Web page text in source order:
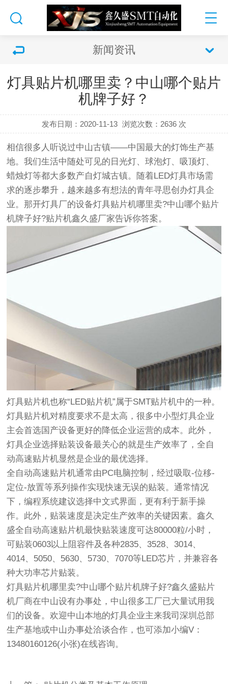
新闻资讯
灯具贴片机哪里卖？中山哪个贴片
机牌子好？
发布日期：2020-11-13 浏览次数： 2636 次
相信很多人听说过中山古镇——中国最大的灯饰生产基
地。我们生活中随处可见的日光灯、球泡灯、吸顶灯、
蜡烛灯等都大多数产自灯城古镇。随着LED灯具市场需
求的逐步攀升，越来越多有想法的青年寻思创办灯具企
业。那开灯具厂的设备灯具贴片机哪里卖?中山哪个贴片
机牌子好?贴片机鑫久盛厂家告诉你答案。
灯具贴片机也称“LED贴片机”属于SMT贴片机中的一种。
灯具贴片机对精度要求不是太高，很多中小型灯具企业
主会首选国产设备更好的降低企业运营的成本。此外，
灯具企业选择贴装设备最关心的就是生产效率了，全自
动高速贴片机显然是企业的最优选择。
全自动高速贴片机通常由PC电脑控制，经过吸取-位移-
定位-放置等系列操作实现快速无误的贴装。通常情况
下，编程系统建议选择中文式界面，更有利于新手操
作。此外，贴装速度是决定生产效率的关键因素。鑫久
盛全自动高速贴片机最快贴装速度可达80000粒/小时，
可贴装0603以上阻容件及各种2835、3528、3014、
4014、5050、5630、5730、7070等LED芯片，并兼容各
种大功率芯片贴装。
灯具贴片机哪里卖?中山哪个贴片机牌子好?鑫久盛贴片
机厂商在中山设有办事处，中山很多工厂已大量试用我
们的设备。欢迎中山本地的灯具企业主来我司深圳总部
生产基地或中山办事处洽谈合作，也可添加小编V：
13480160126(小张)在线咨询。